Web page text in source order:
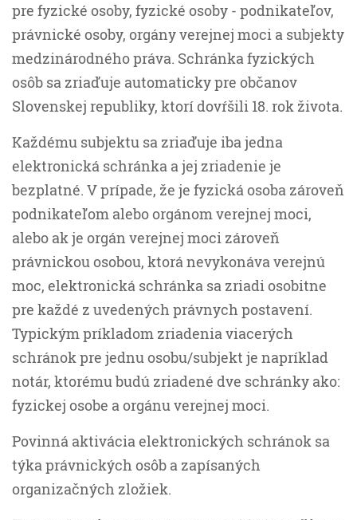
pre fyzické osoby, fyzické osoby - podnikateľov,
právnické osoby, orgány verejnej moci a subjekty
medzinárodného práva. Schránka fyzických
osôb sa zriaďuje automaticky pre občanov
Slovenskej republiky, ktorí dovŕšili 18. rok života.
Každému subjektu sa zriaďuje iba jedna
elektronická schránka a jej zriadenie je
bezplatné. V prípade, že je fyzická osoba zároveň
podnikateľom alebo orgánom verejnej moci,
alebo ak je orgán verejnej moci zároveň
právnickou osobou, ktorá nevykonáva verejnú
moc, elektronická schránka sa zriadi osobitne
pre každé z uvedených právnych postavení.
Typickým príkladom zriadenia viacerých
schránok pre jednu osobu/subjekt je napríklad
notár, ktorému budú zriadené dve schránky ako:
fyzickej osobe a orgánu verejnej moci.
Povinná aktivácia elektronických schránok sa
týka právnických osôb a zapísaných
organizačných zložiek.